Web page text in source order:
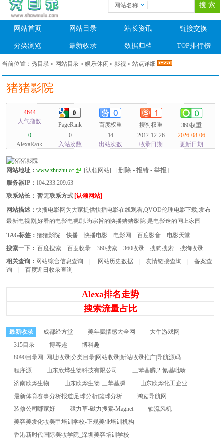
网站名称
网站首页 网站目录 站长资讯 链接交换
分类浏览 最新收录 数据归档 TOP排行榜
当前位置：秀目录 » 网站目录 »娱乐休闲 »影视 » 站点详细
猪猪影院
4644
人气指数
PageRank 百度权重 搜狗权重
360权重
0
AlexaRank
0
入站次数
14
出站次数
2012-12-26
收录日期
2026-08-06
更新日期
网站地址：www.zhuzhu.cc [认领网站] - [删除 - 报错 - 举报]
服务器IP： 104.233.209.63
联系站长： 暂无联系方式 [认领网站]
网站描述：快播电影网为大家提供快播电影在线观看,QVOD伦理电影下载,发布
最新电视剧,好看的电影电视剧.为宗旨的快播猪猪影院-是电影迷的网上家园
TAG标签：猪猪影院 快播 快播电影 电影网 百度影音
电影天堂
搜索一下： 百度搜索 百度收录 360搜索 360收录 搜狗搜索
搜狗收录
相关查询： 网站综合信息查询 网站历史数据 |友情链接查询 |备案查
询
|百度近日收录查询
Alexa排名走势
搜索流量占比
最新收录 成都经方堂 美年赋情感大全网
大牛游戏网
315目录
博客趣
博科趣
8090目录网_网址收录|分类目录|网站收录|新站收录推广|导航源码
程序源
山东欣烨生物科技有限公司
三苯基膦,2-氰基吡嗪
济南欣烨生物
山东欣烨生物-三苯基膦
山东欣烨化工企业
最新体育赛事分析报道|足球分析|篮球分析
鸿菇导航网
装修公司哪家好
磁力草-磁力搜索-Magnet
轴流风机
美容美发化妆美甲培训学校-正规美业培训机构
香港新时代国际美妆学院_深圳美容培训学校